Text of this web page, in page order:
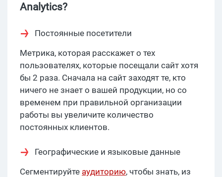
Analytics?
Постоянные посетители
Метрика, которая расскажет о тех
пользователях, которые посещали сайт хотя
бы 2 раза. Сначала на сайт заходят те, кто
ничего не знает о вашей продукции, но со
временем при правильной организации
работы вы увеличите количество
постоянных клиентов.
Географические и языковые данные
Сегментируйте аудиторию, чтобы знать, из